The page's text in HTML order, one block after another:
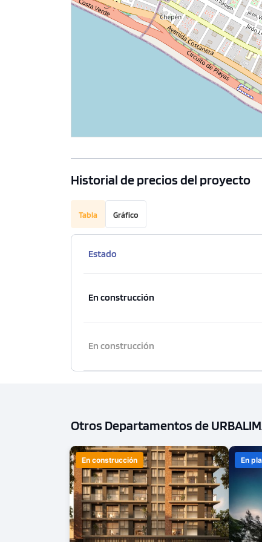
Historial de precios del proyecto
Tabla Gráfico
Estado
En construcción
En construcción
Otros Departamentos de
En construcción En